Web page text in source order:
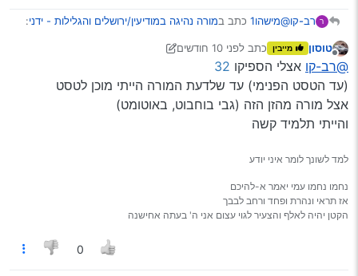
ר רב-קו@מישהו1 כתב במורה נהיגה במודיעין/ירושלים והגלילות - ידני:
יש שממש מתנהגים כמורים ומקנים ידע חשוב לפי סדר
שיעורים, (זן נדיר)
בדרך כלל זה יצריך בסביבות ה40 שיעורים
טוסון מייבין כתב לפני 10 חודשים
נערך לאחרונה על ידי טוסון
@רב-קו אצלי הספיקו 32
(עד הטסט הפנימי) עד שלדעת המורה הייתי מוכן לטסט
אצל מורה מהזן הזה (גבי בוחבוט, באוטומט)
והייתי תלמיד קשה
למד לשונך לומר איני יודע
נחמו נחמו עמי יאמר א-להיכם
אז תראי ונהרת ופחד ורחב לבבך
הקטן יהיה לאלף והצעיר לגוי עצום אני ה' בעתה אחישנה
0